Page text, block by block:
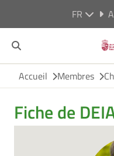
FR
Accueil Membres
Fiche de